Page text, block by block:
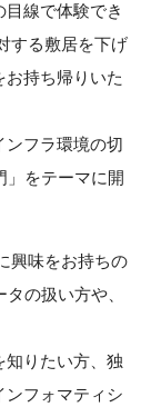
線で体験でき
する敷居を下げ
お持ち帰りいた
ンフラ環境の切
」をテーマに開
興味をお持ちの
の扱い方や、
りたい方、独
ンフォマティシ